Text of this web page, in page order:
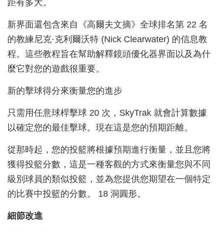
距有多大。
新界面還包含來自《高爾夫文摘》全球排名第 22 名
的教練尼克·克利爾沃特 (Nick Clearwater) 的信息教
程。這些教程旨在幫助解釋鏡頭優化器界面以及為什
麼它對您的遊戲很重要。
新的擊球得分來衡量您的進步
只需用任意球桿擊球 20 次，SkyTrak 就會計算數據
以確定您的最佳擊球。現在這是您的預期距離。
從那時起，您的投籃將根據預期進行衡量，並且您將
獲得投籃分數，這是一種客觀的方式來衡量您與不同
級別球員的類似投籃，並為您提供您期望在一個特定
的比賽中投籃的分數。 18 洞圓形。
細節改進